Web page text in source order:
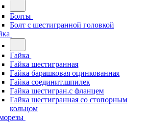
Болты
Болт с шестигранной головкой
Гайка
Гайка шестигранная
Гайка барашковая оцинкованная
Гайка соединит.шпилек
Гайка шестигран.с фланцем
Гайка шестигранная со стопорным
кольцом